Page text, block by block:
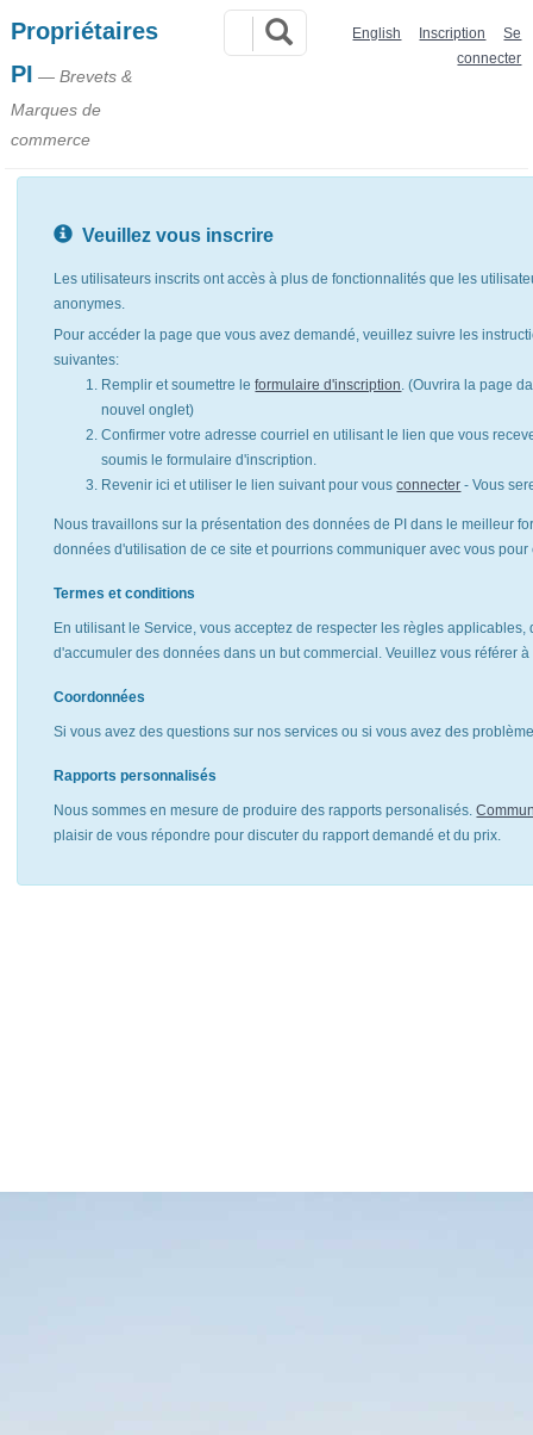
Propriétaires
PI — Brevets &
Marques de
commerce
English Inscription
Se
connecter
Veuillez vous inscrire
Les utilisateurs inscrits ont accès à plus de fonctionnalités que les
anonymes.
Pour accéder la page que vous avez demandé, veuillez suivre les
suivantes:
Remplir et soumettre leformulaire d'inscription. (Ouvrira la page
nouvel onglet)
Confirmer votre adresse courriel en utilisant le lien que vous
soumis le formulaire d'inscription.
Revenir ici et utiliser le lien suivant pour vousconnecter - Vous
Nous travaillons sur la présentation des données de PI dans le meilleur
données d'utilisation de ce site et pourrions communiquer avec vous
Termes et conditions
En utilisant le Service, vous acceptez de respecter les règles
d'accumuler des données dans un but commercial. Veuillez vous référer
Coordonnées
Si vous avez des questions sur nos services ou si vous avez des
Rapports personnalisés
Nous sommes en mesure de produire des rapports personalisés.
plaisir de vous répondre pour discuter du rapport demandé et du prix.